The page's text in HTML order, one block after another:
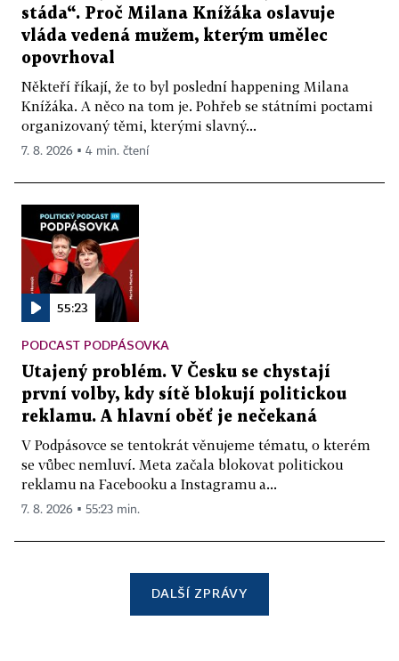
stáda“. Proč Milana Knížáka oslavuje
vláda vedená mužem, kterým umělec
opovrhoval
Někteří říkají, že to byl poslední happening Milana
Knížáka. A něco na tom je. Pohřeb se státními poctami
organizovaný těmi, kterými slavný...
7. 8. 2026 ▪ 4 min. čtení
55:23
PODCAST PODPÁSOVKA
Utajený problém. V Česku se chystají
první volby, kdy sítě blokují politickou
reklamu. A hlavní oběť je nečekaná
V Podpásovce se tentokrát věnujeme tématu, o kterém
se vůbec nemluví. Meta začala blokovat politickou
reklamu na Facebooku a Instagramu a...
7. 8. 2026 ▪ 55:23 min.
DALŠÍ ZPRÁVY